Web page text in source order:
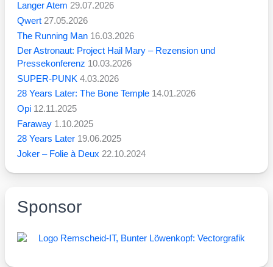
Langer Atem 29.07.2026
Qwert 27.05.2026
The Running Man 16.03.2026
Der Astronaut: Project Hail Mary – Rezension und
Pressekonferenz 10.03.2026
SUPER-PUNK 4.03.2026
28 Years Later: The Bone Temple 14.01.2026
Opi 12.11.2025
Faraway 1.10.2025
28 Years Later 19.06.2025
Joker – Folie à Deux 22.10.2024
Sponsor